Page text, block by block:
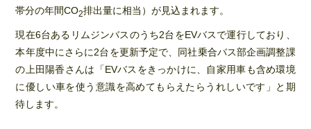
帯分の年間CO2排出量に相当）が見込まれます。
現在6台あるリムジンバスのうち2台をEVバスで運行しており、
本年度中にさらに2台を更新予定で、同社乗合バス部企画調整課
の上田陽香さんは「EVバスをきっかけに、自家用車も含め環境
に優しい車を使う意識を高めてもらえたらうれしいです」と期
待します。